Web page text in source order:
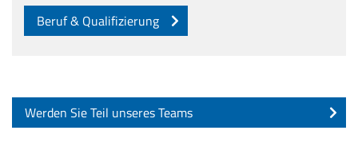
Beruf & Qualifizierung
Werden Sie Teil unseres Teams